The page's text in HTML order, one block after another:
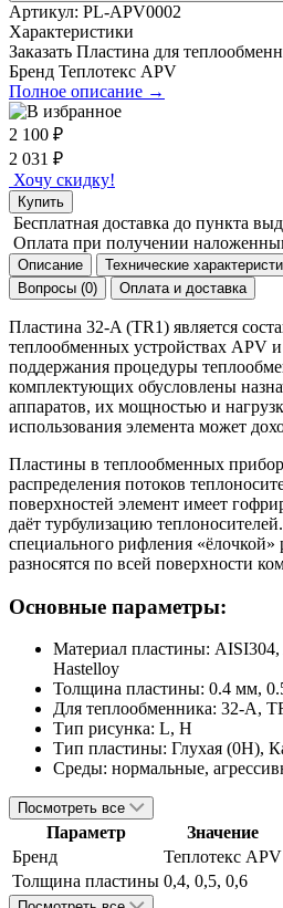
Артикул: PL-APV0002
Характеристики
Заказать Пластина для
Бренд Теплотекс APV
Полное описание →
2 100 ₽
2 031 ₽
Хочу скидку!
Купить
Бесплатная доставка до пункта
Оплата при получении
Описание Технические
Вопросы (0)
Оплата и доставка
Пластина 32-A (TR1) является
теплообменных устройствах APV
поддержания процедуры
комплектующих обусловлены
аппаратов, их мощностью и
использования элемента может
Пластины в теплообменных
распределения потоков
поверхностей элемент имеет
даёт турбулизацию
специального рифления
разносятся по всей поверхности
Основные параметры:
Материал пластины: AISI304,
Hastelloy
Толщина пластины: 0.4 мм,
Для теплообменника: 32-A,
Тип рисунка: L, H
Тип пластины: Глухая (0H),
Среды: нормальные,
Посмотреть все
Параметр
Значение
Бренд
Теплотекс APV
Толщина пластины 0,4, 0,5, 0,6